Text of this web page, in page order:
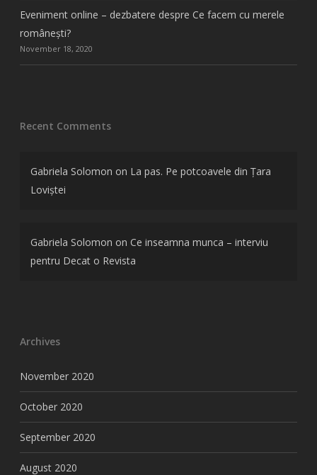
Eveniment online – dezbatere despre Ce facem cu merele
românești?
November 18, 2020
Recent Comments
Gabriela Solomon on La pas. Pe potcoavele din Țara
Loviștei
Gabriela Solomon on Ce inseamna munca – interviu
pentru Decat o Revista
Archives
November 2020
October 2020
September 2020
August 2020